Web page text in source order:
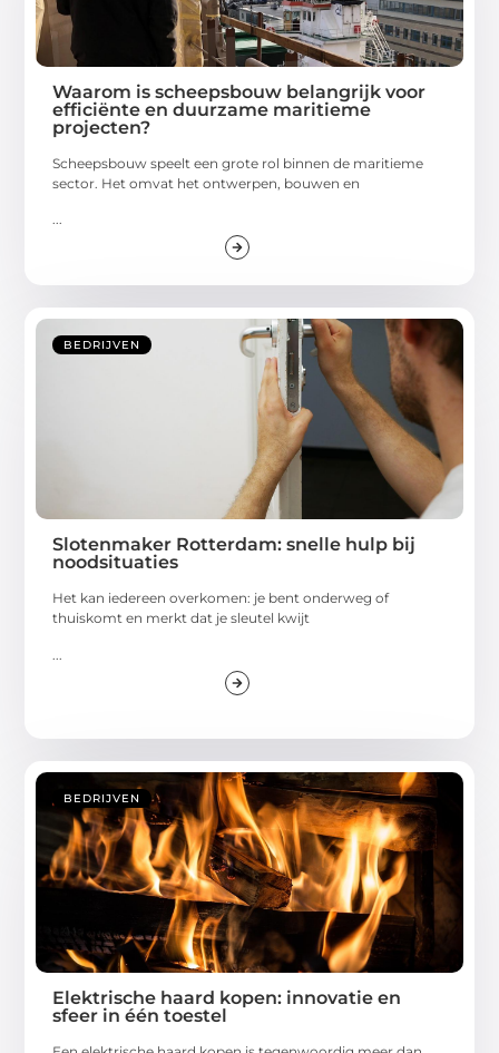
Waarom is scheepsbouw belangrijk voor
efficiënte en duurzame maritieme
projecten?
Scheepsbouw speelt een grote rol binnen de maritieme
sector. Het omvat het ontwerpen, bouwen en
...
BEDRIJVEN
Slotenmaker Rotterdam: snelle hulp bij
noodsituaties
Het kan iedereen overkomen: je bent onderweg of
thuiskomt en merkt dat je sleutel kwijt
BEDRIJVEN
Elektrische haard kopen: innovatie en
sfeer in één toestel